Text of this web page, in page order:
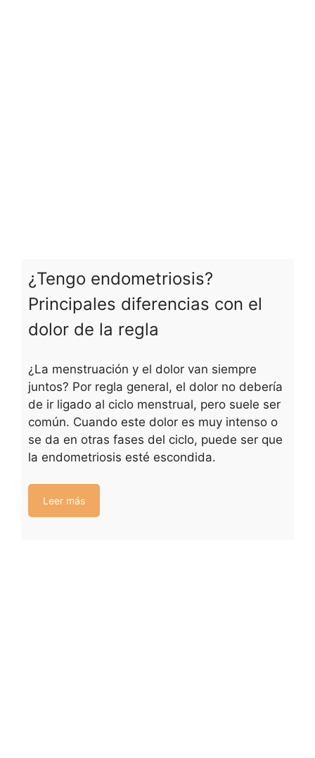
¿Tengo endometriosis?
Principales diferencias con el
dolor de la regla
¿La menstruación y el dolor van siempre
juntos? Por regla general, el dolor no debería
de ir ligado al ciclo menstrual, pero suele ser
común. Cuando este dolor es muy intenso o
se da en otras fases del ciclo, puede ser que
la endometriosis esté escondida.
Leer más